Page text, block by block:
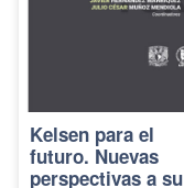
Kelsen para el
futuro. Nuevas
perspectivas a su